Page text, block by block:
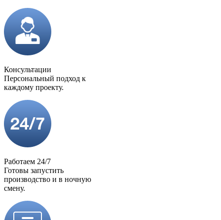
Консультации
Персональный подход к
каждому проекту.
Работаем 24/7
Готовы запустить
производство и в ночную
смену.